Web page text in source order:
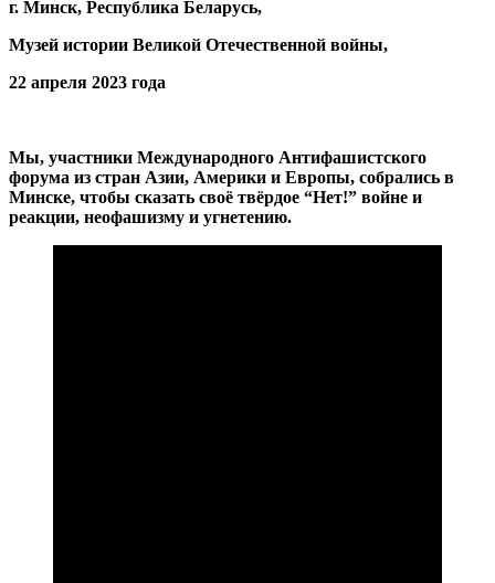
г. Минск, Республика Беларусь,
Музей истории Великой Отечественной войны,
22 апреля 2023 года
Мы, участники Международного Антифашистского
форума из стран Азии, Америки и Европы, собрались в
Минске, чтобы сказать своё твёрдое “Нет!” войне и
реакции, неофашизму и угнетению.